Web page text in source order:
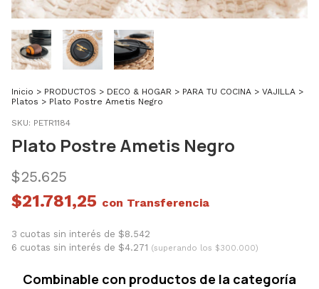
Inicio > PRODUCTOS > DECO & HOGAR > PARA TU COCINA > VAJILLA >
Platos > Plato Postre Ametis Negro
SKU: PETR1184
Plato Postre Ametis Negro
$25.625
$21.781,25 con
3 cuotas sin interés de $8.542
6 cuotas sin interés de $4.271 (superando los $300.000)
Combinable con productos de la categoría